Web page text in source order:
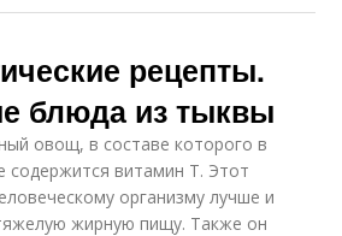
рецепты.
блюда из тыквы
овощ, в составе которого в
содержится витамин Т. Этот
организму лучше и
жирную пищу. Также он